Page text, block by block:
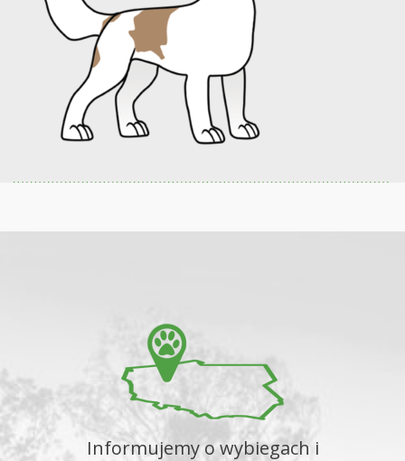
Informujemy o wybiegach i